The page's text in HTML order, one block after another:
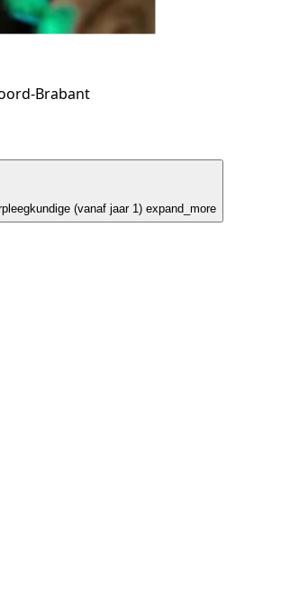
Brabant
(vanaf jaar 1) expand_more